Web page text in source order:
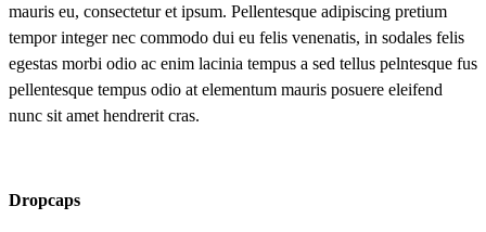
mauris eu, consectetur et ipsum. Pellentesque adipiscing pretium
tempor integer nec commodo dui eu felis venenatis, in sodales felis
egestas morbi odio ac enim lacinia tempus a sed tellus pelntesque fus
pellentesque tempus odio at elementum mauris posuere eleifend
nunc sit amet hendrerit cras.
Dropcaps